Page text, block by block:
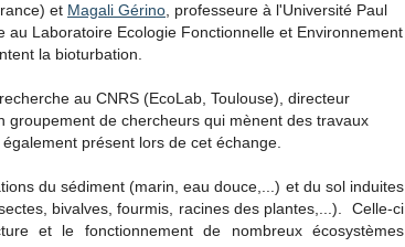
et Magali Gérino , professeure à l'Université Paul
au Laboratoire Ecologie Fonctionnelle et Environnement
la bioturbation.
recherche au CNRS (EcoLab, Toulouse), directeur
groupement de chercheurs qui mènent des travaux
présent lors de cet échange.
du sédiment (marin, eau douce,...) et du sol induites
bivalves, fourmis, racines des plantes,...). Celle-ci
et le fonctionnement de nombreux écosystèmes